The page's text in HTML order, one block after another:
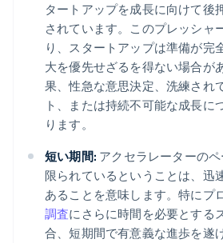
タートアップを成長に向けて後
されています。このプレッシャ
り、スタートアップは準備が完
大を優先せざるを得ない場合が
果、性急な意思決定、洗練され
ト、または持続不可能な成長に
ります。
短い期間: アクセラレーターの
限られているということは、迅
あることを意味します。特にプ
調査にさらに時間を必要とする
合、短期間で有意義な進歩を遂